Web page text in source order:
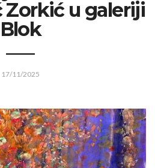
u galeriji
Blok
17/11/2025